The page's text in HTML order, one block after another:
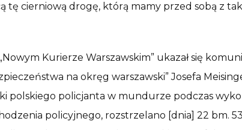
tę cierniową drogę, którą mamy przed sobą z
Kurierze Warszawskim” ukazał się
na okręg warszawski” Josefa
polskiego policjanta w mundurze podczas
policyjnego, rozstrzelano [dnia] 22 bm.